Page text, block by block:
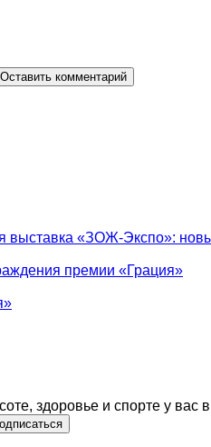
выставка «ЗОЖ-Экспо»:
премии «Грация»
здоровье и спорте у вас